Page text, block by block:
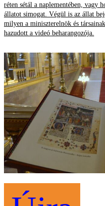
réten sétál a naplementében, vagy
állatot simogat. Végül is az állat
milyen a miniszterelnök és
hazudott a videó beharangozója.